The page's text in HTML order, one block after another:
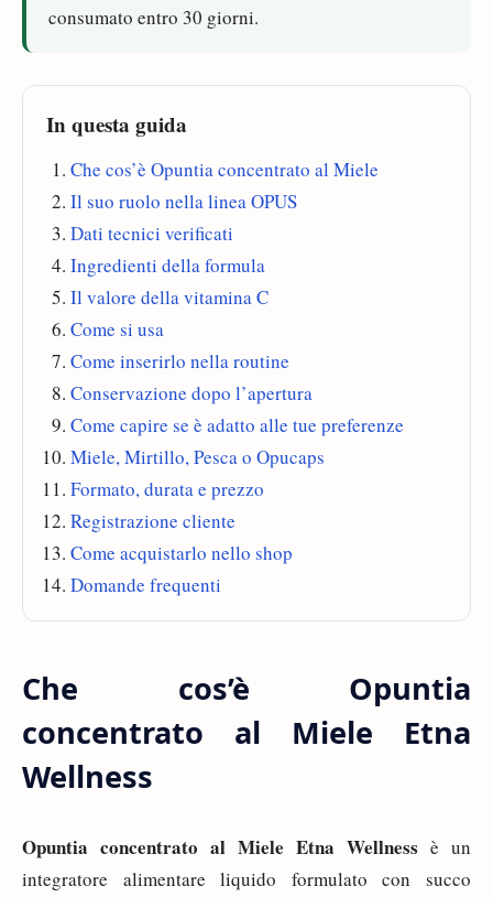
consumato entro 30 giorni.
In questa guida
Che cos’è Opuntia concentrato al Miele
Il suo ruolo nella linea OPUS
Dati tecnici verificati
Ingredienti della formula
Il valore della vitamina C
Come si usa
Come inserirlo nella routine
Conservazione dopo l’apertura
Come capire se è adatto alle tue preferenze
Miele, Mirtillo, Pesca o Opucaps
Formato, durata e prezzo
Registrazione cliente
Come acquistarlo nello shop
Domande frequenti
Che cos’è Opuntia
concentrato al Miele Etna
Wellness
Opuntia concentrato al Miele Etna Wellness è un
integratore alimentare liquido formulato con succo